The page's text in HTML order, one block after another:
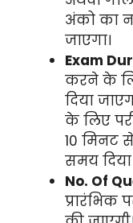
अंको का
जाएगा।
Exam
करने के
दिया
के लिए
10 मिनट
समय
No. Of
प्रारंभिक